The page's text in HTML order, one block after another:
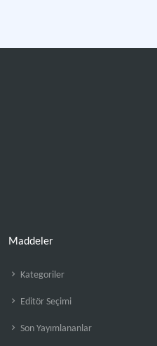
Maddeler
Kategoriler
Editör Seçimi
Son Yayımlananlar